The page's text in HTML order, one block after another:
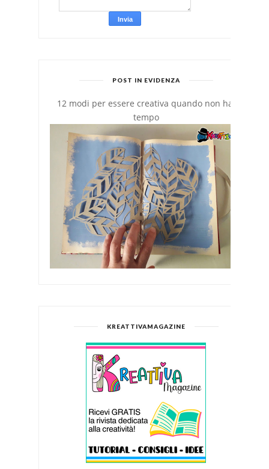
POST IN EVIDENZA
12 modi per essere creativa quando non hai
tempo
KREATTIVAMAGAZINE